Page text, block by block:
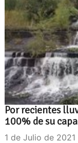
Por recientes
100% de su
1 de Julio de 2021